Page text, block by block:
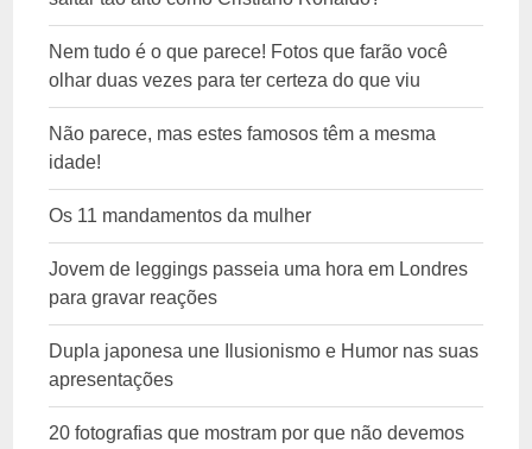
Nem tudo é o que parece! Fotos que farão você
olhar duas vezes para ter certeza do que viu
Não parece, mas estes famosos têm a mesma
idade!
Os 11 mandamentos da mulher
Jovem de leggings passeia uma hora em Londres
para gravar reações
Dupla japonesa une Ilusionismo e Humor nas suas
apresentações
20 fotografias que mostram por que não devemos